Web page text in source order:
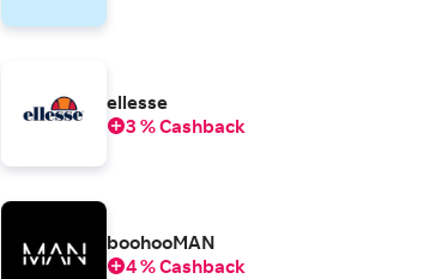
ellesse
3 % Cashback
boohooMAN
4 % Cashback